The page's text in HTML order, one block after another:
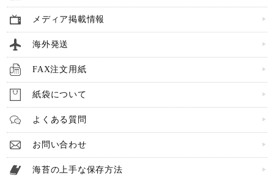
メディア掲載情報
海外発送
FAX注文用紙
紙袋について
よくある質問
お問い合わせ
海苔の上手な保存方法